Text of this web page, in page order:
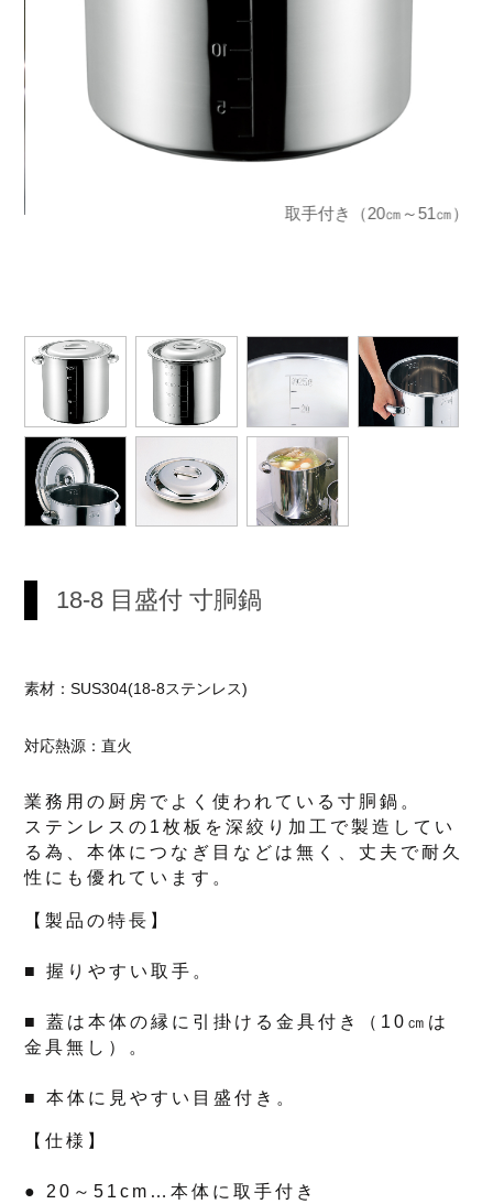
取手付き（20㎝～51㎝）
18-8 目盛付 寸胴鍋
素材：SUS304(18-8ステンレス)
対応熱源：直火
業務用の厨房でよく使われている寸胴鍋。
ステンレスの1枚板を深絞り加工で製造してい
る為、本体につなぎ目などは無く、丈夫で耐久
性にも優れています。
【製品の特長】
■ 握りやすい取手。
■ 蓋は本体の縁に引掛ける金具付き（10㎝は
金具無し）。
■ 本体に見やすい目盛付き。
【仕様】
● 20～51cm…本体に取手付き